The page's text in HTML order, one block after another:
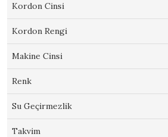
Kordon Cinsi
Kordon Rengi
Makine Cinsi
Renk
Su Geçirmezlik
Takvim